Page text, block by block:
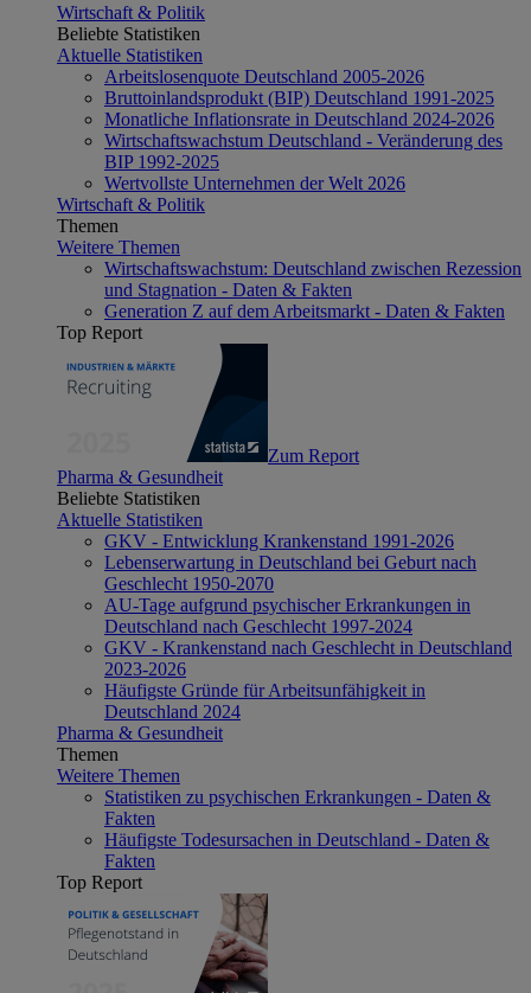
Wirtschaft & Politik
Beliebte Statistiken
Aktuelle Statistiken
Arbeitslosenquote Deutschland 2005-2026
Bruttoinlandsprodukt (BIP) Deutschland 1991-2025
Monatliche Inflationsrate in Deutschland 2024-2026
Wirtschaftswachstum Deutschland - Veränderung des
BIP 1992-2025
Wertvollste Unternehmen der Welt 2026
Wirtschaft & Politik
Themen
Weitere Themen
Wirtschaftswachstum: Deutschland zwischen Rezession
und Stagnation - Daten & Fakten
Generation Z auf dem Arbeitsmarkt - Daten & Fakten
Top Report
Zum Report
Pharma & Gesundheit
Beliebte Statistiken
Aktuelle Statistiken
GKV - Entwicklung Krankenstand 1991-2026
Lebenserwartung in Deutschland bei Geburt nach
Geschlecht 1950-2070
AU-Tage aufgrund psychischer Erkrankungen in
Deutschland nach Geschlecht 1997-2024
GKV - Krankenstand nach Geschlecht in Deutschland
2023-2026
Häufigste Gründe für Arbeitsunfähigkeit in
Deutschland 2024
Pharma & Gesundheit
Themen
Weitere Themen
Statistiken zu psychischen Erkrankungen - Daten &
Fakten
Häufigste Todesursachen in Deutschland - Daten &
Fakten
Top Report